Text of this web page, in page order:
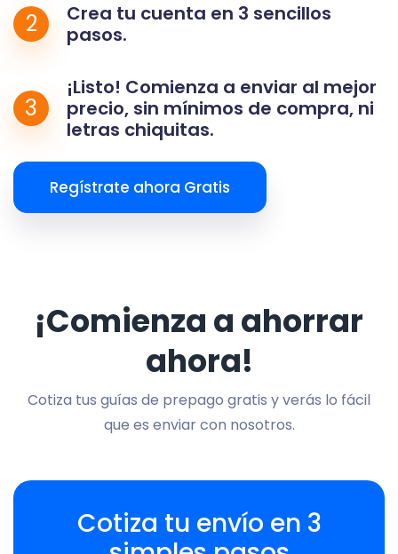
2
Crea tu cuenta en 3 sencillos
pasos.
3
¡Listo! Comienza a enviar al mejor
precio, sin mínimos de compra, ni
letras chiquitas.
Regístrate ahora Gratis
¡Comienza a ahorrar
ahora!
Cotiza tus guías de prepago gratis y verás lo fácil
que es enviar con nosotros.
Cotiza tu envío en 3